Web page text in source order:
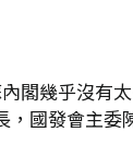
閣幾乎沒有
國發會主